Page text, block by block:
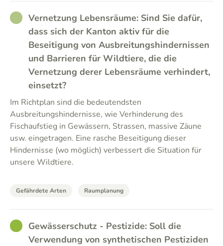
RATHER_GOOD
Vernetzung Lebensräume: Sind Sie dafür,
dass sich der Kanton aktiv für die
Beseitigung von Ausbreitungshindernissen
und Barrieren für Wildtiere, die die
Vernetzung derer Lebensräume verhindert,
einsetzt?
Im Richtplan sind die bedeutendsten
Ausbreitungshindernisse, wie Verhinderung des
Fischaufstieg in Gewässern, Strassen, massive Zäune
usw. eingetragen. Eine rasche Beseitigung dieser
Hindernisse (wo möglich) verbessert die Situation für
unsere Wildtiere.
Gefährdete Arten Raumplanung
GOODGewässerschutz - Pestizide: Soll die
Verwendung von synthetischen Pestiziden